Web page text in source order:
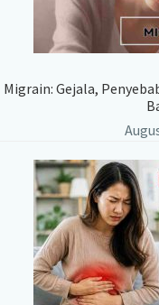
Migrain: Gejala,